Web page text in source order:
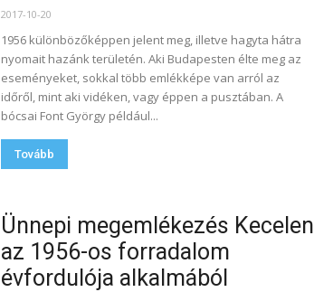
2017-10-20
1956 különbözőképpen jelent meg, illetve hagyta hátra
nyomait hazánk területén. Aki Budapesten élte meg az
eseményeket, sokkal több emlékképe van arról az
időről, mint aki vidéken, vagy éppen a pusztában. A
bócsai Font György például...
Tovább
Ünnepi megemlékezés Kecelen
az 1956-os forradalom
évfordulója alkalmából